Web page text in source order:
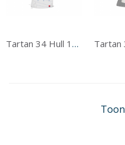
Tartan 34 Hull 125-200 Grootzeil
Toon